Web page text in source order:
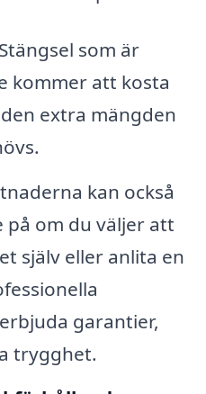
Stängsel som är
kommer att kosta
extra mängden
kan också
om du väljer att
själv eller anlita en
garantier,
trygghet.